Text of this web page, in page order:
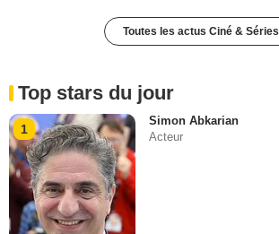
Toutes les actus Ciné & Séries
Top stars du jour
1
Simon Abkarian
Acteur